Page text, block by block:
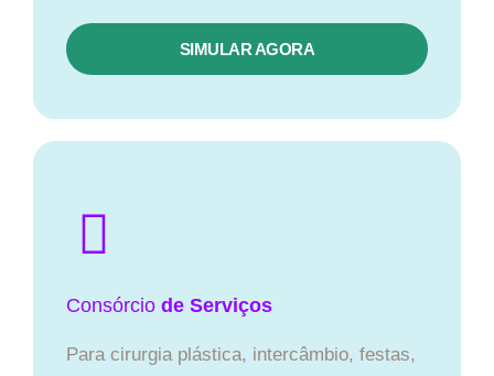
SIMULAR AGORA
Consórcio de Serviços
Para cirurgia plástica, intercâmbio, festas,